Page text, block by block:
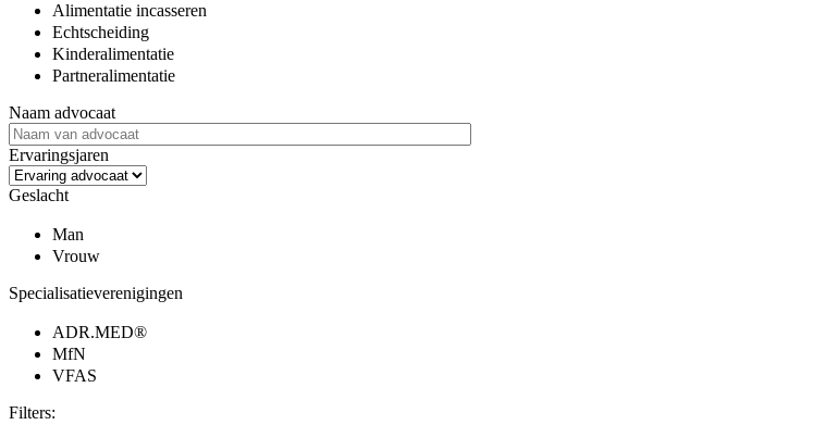
Alimentatie incasseren
Echtscheiding
Kinderalimentatie
Partneralimentatie
Naam advocaat
Ervaringsjaren
Geslacht
Man
Vrouw
Specialisatieverenigingen
ADR.MED®
MfN
VFAS
Filters: